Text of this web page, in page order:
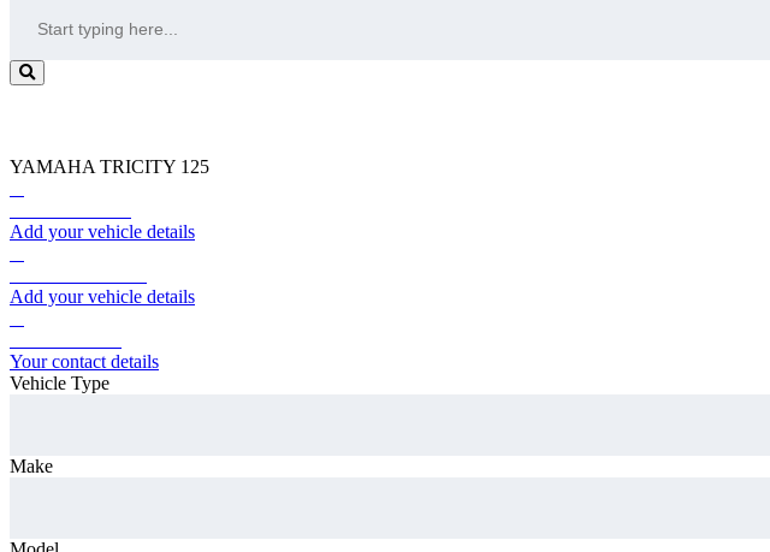
YAMAHA TRICITY 125
Add your vehicle details
Add your vehicle details
Your contact details
Vehicle Type
Make